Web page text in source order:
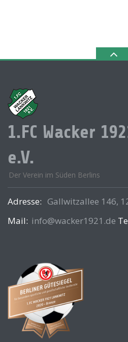
1.FC Wacker
e.V.
Der Verein im Süden Berlins
Adresse: Gallwitzallee 146,
Mail: info@wacker1921.de